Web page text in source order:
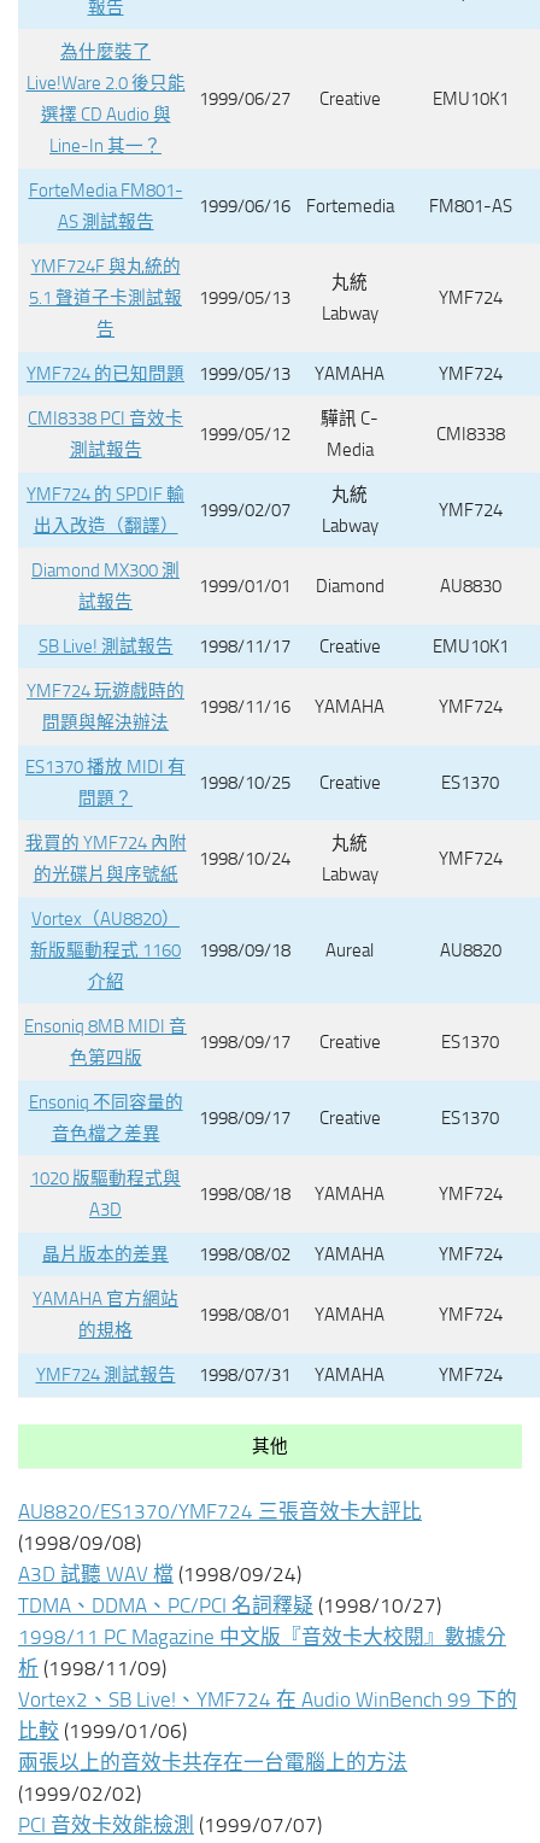
報告
為什麼裝了
Live!Ware 2.0 後只能
選擇 CD Audio 與
Line-In 其一？
1999/06/27 Creative EMU10K1
ForteMedia FM801-
AS 測試報告
1999/06/16 Fortemedia FM801-AS
YMF724F 與丸統的
5.1 聲道子卡測試報
告
1999/05/13
丸統
Labway
YMF724
YMF724 的已知問題 1999/05/13 YAMAHA YMF724
CMI8338 PCI 音效卡
測試報告
1999/05/12
驊訊 C-
Media
CMI8338
YMF724 的 SPDIF 輸
出入改造（翻譯）
1999/02/07
丸統
Labway
YMF724
Diamond MX300 測
試報告
1999/01/01 Diamond AU8830
SB Live! 測試報告 1998/11/17 Creative EMU10K1
YMF724 玩遊戲時的
問題與解決辦法
1998/11/16 YAMAHA YMF724
ES1370 播放 MIDI 有
問題？
1998/10/25 Creative ES1370
我買的 YMF724 內附
的光碟片與序號紙
1998/10/24
丸統
Labway
YMF724
Vortex（AU8820）
新版驅動程式 1160
介紹
1998/09/18 Aureal AU8820
Ensoniq 8MB MIDI 音
色第四版
1998/09/17 Creative ES1370
Ensoniq 不同容量的
音色檔之差異
1998/09/17 Creative ES1370
1020 版驅動程式與
A3D
1998/08/18 YAMAHA YMF724
晶片版本的差異 1998/08/02 YAMAHA YMF724
YAMAHA 官方網站
的規格
1998/08/01 YAMAHA YMF724
YMF724 測試報告 1998/07/31 YAMAHA YMF724
其他
AU8820/ES1370/YMF724 三張音效卡大評比
(1998/09/08)
A3D 試聽 WAV 檔 (1998/09/24)
TDMA、DDMA、PC/PCI 名詞釋疑 (1998/10/27)
1998/11 PC Magazine 中文版『音效卡大校閱』數據分
析 (1998/11/09)
Vortex2、SB Live!、YMF724 在 Audio WinBench 99 下的
比較 (1999/01/06)
兩張以上的音效卡共存在一台電腦上的方法
(1999/02/02)
PCI 音效卡效能檢測 (1999/07/07)